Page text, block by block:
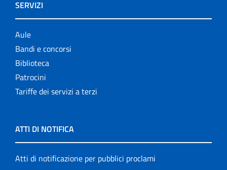
SERVIZI
Aule
Bandi e concorsi
Biblioteca
Patrocini
Tariffe dei servizi a terzi
ATTI DI NOTIFICA
Atti di notificazione per pubblici proclami